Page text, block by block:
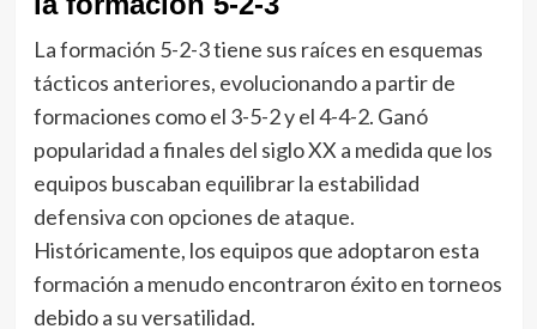
La formación 5-2-3 tiene sus raíces en esquemas
tácticos anteriores, evolucionando a partir de
formaciones como el 3-5-2 y el 4-4-2. Ganó
popularidad a finales del siglo XX a medida que los
equipos buscaban equilibrar la estabilidad
defensiva con opciones de ataque.
Históricamente, los equipos que adoptaron esta
formación a menudo encontraron éxito en torneos
debido a su versatilidad.